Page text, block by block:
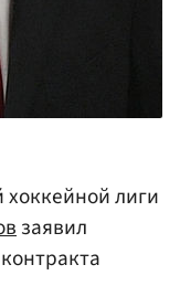
лиги
заявил